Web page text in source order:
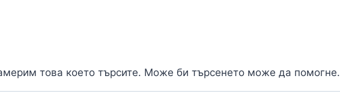
това което търсите. Може би търсенето може да помогне.